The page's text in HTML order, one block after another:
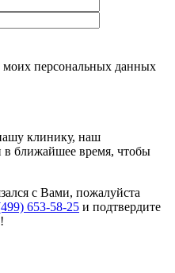
моих персональных данных
клинику, наш
в ближайшее время, чтобы
с Вами, пожалуйста
653-58-25 и подтвердите